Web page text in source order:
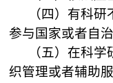
（四）有科
参与国家或者自
（五）在科
织管理或者辅助